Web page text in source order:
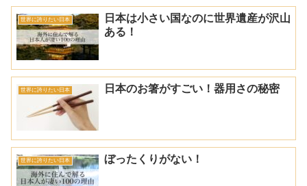
世界に誇りたい日本
日本は小さい国なのに世界遺産が沢山
ある！
世界に誇りたい日本 日本のお箸がすごい！器用さの秘密
世界に誇りたい日本 ぼったくりがない！